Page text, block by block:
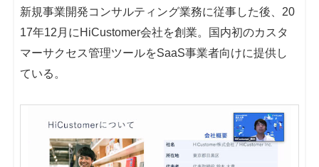
新規事業開発コンサルティング業務に従事した後、20
17年12月にHiCustomer会社を創業。国内初のカスタ
マーサクセス管理ツールをSaaS事業者向けに提供し
ている。